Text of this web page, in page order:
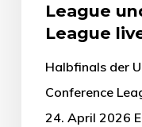
League
League
Halbfinals der
Conference
24. April 2026